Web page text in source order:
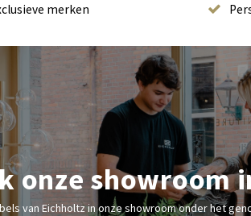
merken
onze showroom
van Eichholtz in onze showroom onder het